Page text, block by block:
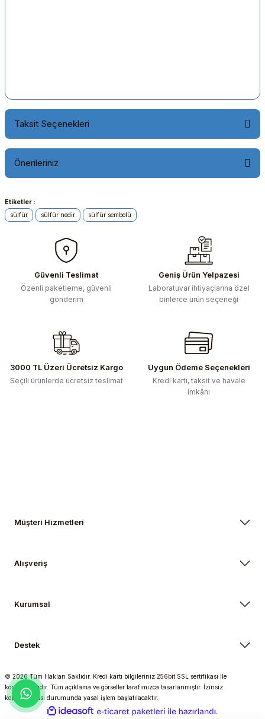
Taksit Seçenekleri
Önerileriniz
Bu ürünün fiyat bilgisi, resim, ürün açıklamalarında ve diğer
konularda yetersiz gördüğünüz noktaları öneri formunu
Görüş ve önerileriniz için teşekkür ederiz.
Ürün resmi kalitesiz, bozuk veya görüntülenemiyor.
Ürün açıklamasında eksik bilgiler bulunuyor.
Ürün bilgilerinde hatalar bulunuyor.
Bu ürüne benzer farklı alternatifler olmalı.
Etiketler :
sülfür
sülfür nedir sülfür sembolü
Güvenli Teslimat
Özenli paketleme, güvenli
gönderim
Geniş Ürün Yelpazesi
Laboratuvar ihtiyaçlarına özel
binlerce ürün seçeneği
3000 TL Üzeri Ücretsiz Kargo
Seçili ürünlerde ücretsiz teslimat
Uygun Ödeme Seçenekleri
Kredi kartı, taksit ve havale
imkânı
Müşteri Hizmetleri
Alışveriş
Kurumsal
Destek
© 2026 Tüm Hakları Saklıdır. Kredi kartı bilgileriniz 256bit SSL sertifikası ile
korunmaktadır. Tüm açıklama ve görseller tarafımızca tasarlanmıştır. İzinsiz
kopyalanması durumunda yasal işlem başlatılacaktır.
ideasoft
e-